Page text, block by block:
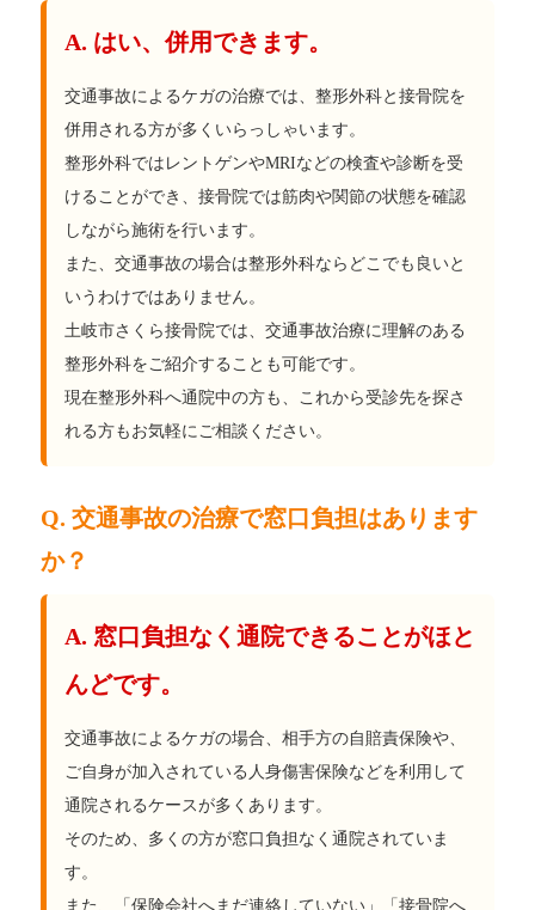
A. はい、併用できます。
交通事故によるケガの治療では、整形外科と接骨院を
併用される方が多くいらっしゃいます。
整形外科ではレントゲンやMRIなどの検査や診断を受
けることができ、接骨院では筋肉や関節の状態を確認
しながら施術を行います。
また、交通事故の場合は整形外科ならどこでも良いと
いうわけではありません。
土岐市さくら接骨院では、交通事故治療に理解のある
整形外科をご紹介することも可能です。
現在整形外科へ通院中の方も、これから受診先を探さ
れる方もお気軽にご相談ください。
Q. 交通事故の治療で窓口負担はあります
か？
A. 窓口負担なく通院できることがほと
んどです。
交通事故によるケガの場合、相手方の自賠責保険や、
ご自身が加入されている人身傷害保険などを利用して
通院されるケースが多くあります。
そのため、多くの方が窓口負担なく通院されていま
す。
また、「保険会社へまだ連絡していない」「接骨院へ